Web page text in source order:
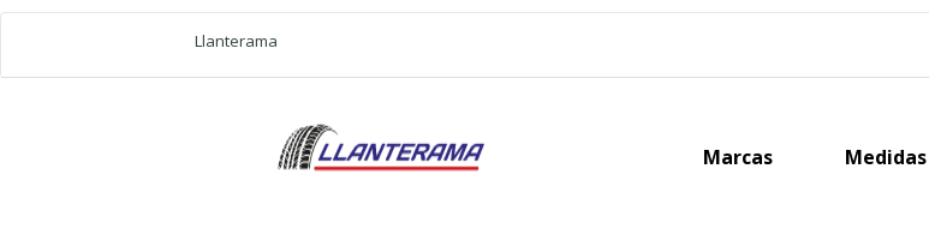
Llanterama
Marcas Medidas